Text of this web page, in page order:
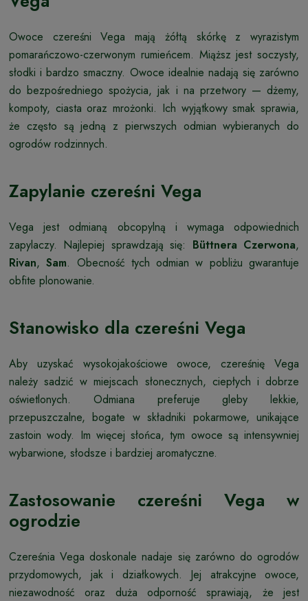
Owoce czereśni Vega mają żółtą skórkę z wyrazistym
pomarańczowo-czerwonym rumieńcem. Miąższ jest soczysty,
słodki i bardzo smaczny. Owoce idealnie nadają się zarówno
do bezpośredniego spożycia, jak i na przetwory — dżemy,
kompoty, ciasta oraz mrożonki. Ich wyjątkowy smak sprawia,
że często są jedną z pierwszych odmian wybieranych do
ogrodów rodzinnych.
Zapylanie czereśni Vega
Vega jest odmianą obcopylną i wymaga odpowiednich
zapylaczy. Najlepiej sprawdzają się: Büttnera Czerwona,
Rivan,Sam. Obecność tych odmian w pobliżu gwarantuje
obfite plonowanie.
Stanowisko dla czereśni Vega
Aby uzyskać wysokojakościowe owoce, czereśnię Vega
należy sadzić w miejscach słonecznych, ciepłych i dobrze
oświetlonych. Odmiana preferuje gleby lekkie,
przepuszczalne, bogate w składniki pokarmowe, unikające
zastoin wody. Im więcej słońca, tym owoce są intensywniej
wybarwione, słodsze i bardziej aromatyczne.
Zastosowanie czereśni Vega w
ogrodzie
Czereśnia Vega doskonale nadaje się zarówno do ogrodów
przydomowych, jak i działkowych. Jej atrakcyjne owoce,
niezawodność oraz duża odporność sprawiają, że jest